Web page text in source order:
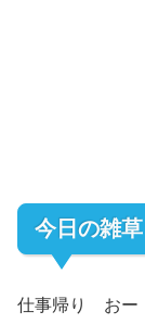
今日の雑草
仕事帰り おー